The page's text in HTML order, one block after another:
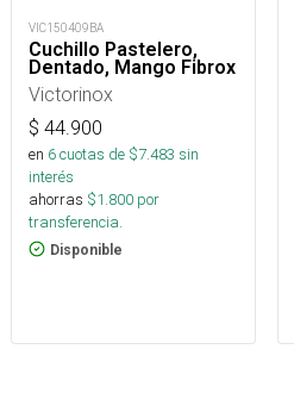
VIC150409BA
Cuchillo Pastelero,
Dentado, Mango Fibrox
Victorinox
$ 44.900
en 6cuotas de $7.483 sin
interés
ahorras $1.800 por
transferencia.
Disponible